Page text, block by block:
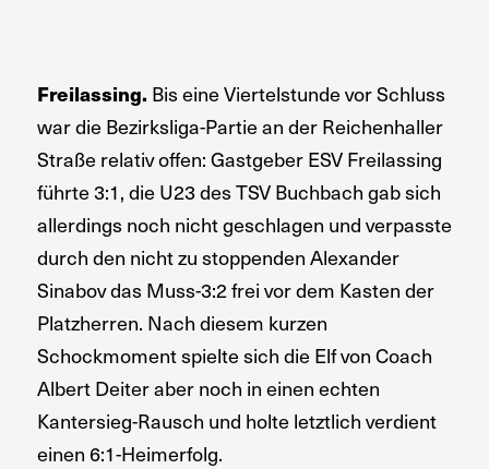
Freilassing. Bis eine Viertelstunde vor Schluss
war die Bezirksliga-Partie an der Reichenhaller
Straße relativ offen: Gastgeber ESV Freilassing
führte 3:1, die U23 des TSV Buchbach gab sich
allerdings noch nicht geschlagen und verpasste
durch den nicht zu stoppenden Alexander
Sinabov das Muss-3:2 frei vor dem Kasten der
Platzherren. Nach diesem kurzen
Schockmoment spielte sich die Elf von Coach
Albert Deiter aber noch in einen echten
Kantersieg-Rausch und holte letztlich verdient
einen 6:1-Heimerfolg.